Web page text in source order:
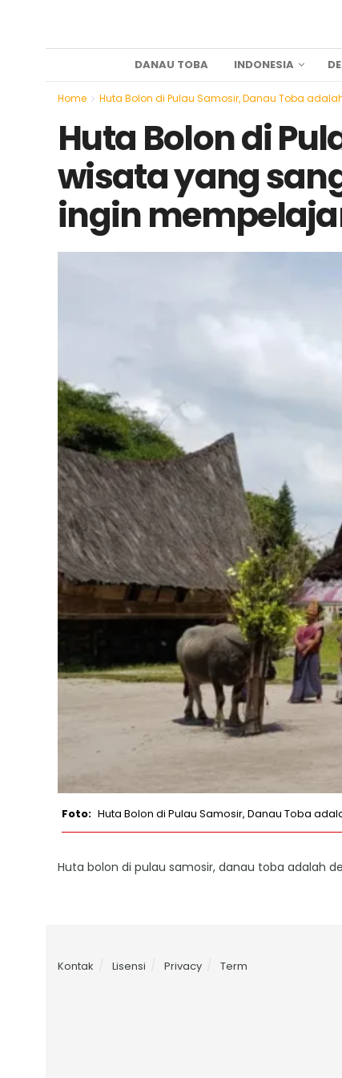
DANAU TOBA INDONESIA
Home Huta Bolon di Pulau Samosir, Danau Toba
Huta Bolon di
wisata yang
ingin
Huta Bolon di Pulau Samosir, Danau Toba
Huta bolon di pulau samosir, danau toba adalah
Kontak Lisensi Privacy Term